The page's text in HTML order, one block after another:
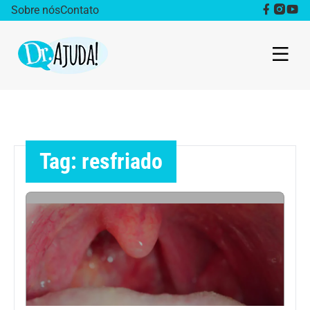
Sobre nósContato
Obesidade
Destaque
Bem estar
Vida Saudável
Saúde da mulher
Tag: resfriado